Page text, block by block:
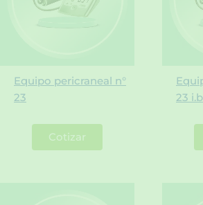
Equipo pericraneal n°
23
Cotizar
23 i.b